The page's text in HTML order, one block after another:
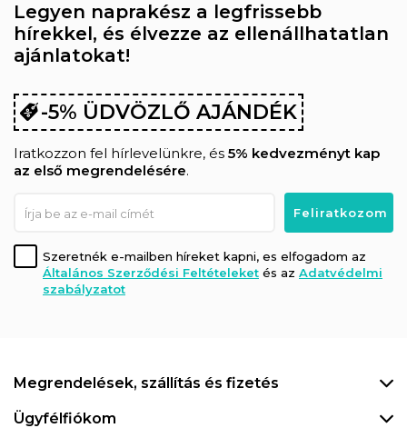
Legyen naprakész a legfrissebb
hírekkel, és élvezze az ellenállhatatlan
ajánlatokat!
-5% ÜDVÖZLŐ AJÁNDÉK
Iratkozzon fel hírlevelünkre, és 5% kedvezményt kap
az első megrendelésére.
Szeretnék e-mailben híreket kapni, es elfogadom az
Általános Szerződési Feltételeket és az Adatvédelmi
szabályzatot
Megrendelések, szállítás és fizetés
Ügyfélfiókom